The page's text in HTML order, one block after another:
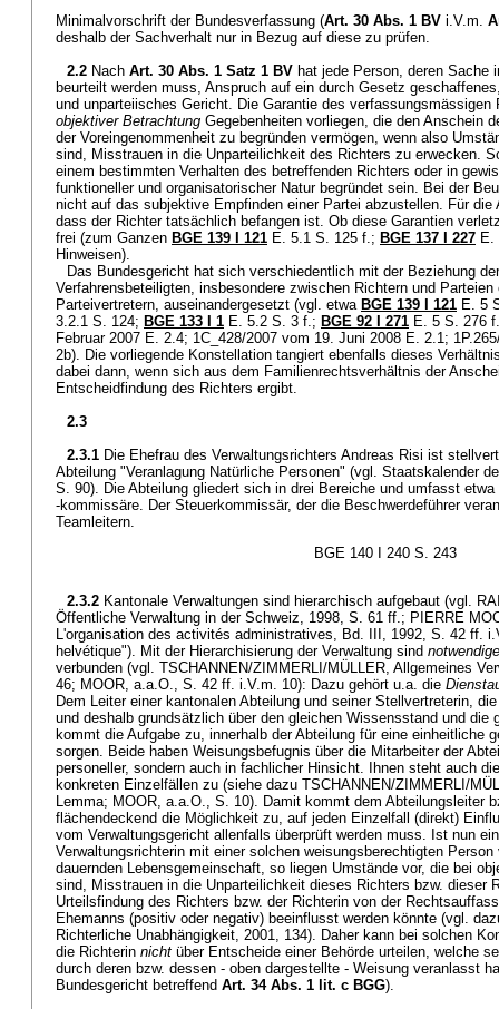
Minimalvorschrift der Bundesverfassung (Art. 30 Abs. 1 BV i.V.m.
deshalb der Sachverhalt nur in Bezug auf diese zu prüfen.
2.2 Nach Art. 30 Abs. 1 Satz 1 BV hat jede Person, deren Sache
beurteilt werden muss, Anspruch auf ein durch Gesetz
und unparteiisches Gericht. Die Garantie des verfassungsmässigen
objektiver Betrachtung Gegebenheiten vorliegen, die den Anschein
der Voreingenommenheit zu begründen vermögen, wenn also
sind, Misstrauen in die Unparteilichkeit des Richters zu erwecken.
einem bestimmten Verhalten des betreffenden Richters oder in
funktioneller und organisatorischer Natur begründet sein. Bei der
nicht auf das subjektive Empfinden einer Partei abzustellen. Für die
dass der Richter tatsächlich befangen ist. Ob diese Garantien
frei (zum Ganzen BGE 139 I 121 E. 5.1 S. 125 f.; BGE 137 I 227 E.
Hinweisen).
Das Bundesgericht hat sich verschiedentlich mit der Beziehung
Verfahrensbeteiligten, insbesondere zwischen Richtern und Parteien
Parteivertretern, auseinandergesetzt (vgl. etwa BGE 139 I 121 E. 5
3.2.1 S. 124; BGE 133 I 1 E. 5.2 S. 3 f.; BGE 92 I 271 E. 5 S. 276
Februar 2007 E. 2.4; 1C_428/2007 vom 19. Juni 2008 E. 2.1;
2b). Die vorliegende Konstellation tangiert ebenfalls dieses
dabei dann, wenn sich aus dem Familienrechtsverhältnis der
Entscheidfindung des Richters ergibt.
2.3
2.3.1 Die Ehefrau des Verwaltungsrichters Andreas Risi ist
Abteilung "Veranlagung Natürliche Personen" (vgl. Staatskalender
S. 90). Die Abteilung gliedert sich in drei Bereiche und umfasst
-kommissäre. Der Steuerkommissär, der die Beschwerdeführer
Teamleitern.
BGE 140 I 240 S. 243
2.3.2 Kantonale Verwaltungen sind hierarchisch aufgebaut (vgl.
Öffentliche Verwaltung in der Schweiz, 1998, S. 61 ff.; PIERRE
L'organisation des activités administratives, Bd. III, 1992, S. 42 ff.
helvétique"). Mit der Hierarchisierung der Verwaltung sind
verbunden (vgl. TSCHANNEN/ZIMMERLI/MÜLLER, Allgemeines
46; MOOR, a.a.O., S. 42 ff. i.V.m. 10): Dazu gehört u.a. die
Dem Leiter einer kantonalen Abteilung und seiner Stellvertreterin,
und deshalb grundsätzlich über den gleichen Wissensstand und die
kommt die Aufgabe zu, innerhalb der Abteilung für eine einheitliche
sorgen. Beide haben Weisungsbefugnis über die Mitarbeiter der
personeller, sondern auch in fachlicher Hinsicht. Ihnen steht auch
konkreten Einzelfällen zu (siehe dazu TSCHANNEN/ZIMMERLI/
Lemma; MOOR, a.a.O., S. 10). Damit kommt dem Abteilungsleiter
flächendeckend die Möglichkeit zu, auf jeden Einzelfall (direkt)
vom Verwaltungsgericht allenfalls überprüft werden muss. Ist nun
Verwaltungsrichterin mit einer solchen weisungsberechtigten
dauernden Lebensgemeinschaft, so liegen Umstände vor, die bei
sind, Misstrauen in die Unparteilichkeit dieses Richters bzw. dieser
Urteilsfindung des Richters bzw. der Richterin von der
Ehemanns (positiv oder negativ) beeinflusst werden könnte (vgl.
Richterliche Unabhängigkeit, 2001, 134). Daher kann bei solchen
die Richterin nicht über Entscheide einer Behörde urteilen, welche
durch deren bzw. dessen - oben dargestellte - Weisung veranlasst
Bundesgericht betreffend Art. 34 Abs. 1 lit. c BGG).